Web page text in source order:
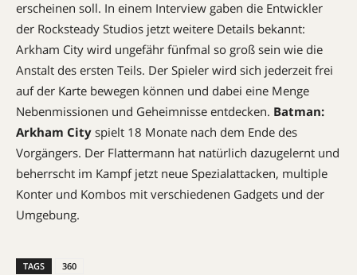
erscheinen soll. In einem Interview gaben die Entwickler
der Rocksteady Studios jetzt weitere Details bekannt:
Arkham City wird ungefähr fünfmal so groß sein wie die
Anstalt des ersten Teils. Der Spieler wird sich jederzeit frei
auf der Karte bewegen können und dabei eine Menge
Nebenmissionen und Geheimnisse entdecken. Batman:
Arkham City spielt 18 Monate nach dem Ende des
Vorgängers. Der Flattermann hat natürlich dazugelernt und
beherrscht im Kampf jetzt neue Spezialattacken, multiple
Konter und Kombos mit verschiedenen Gadgets und der
Umgebung.
TAGS 360